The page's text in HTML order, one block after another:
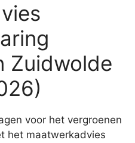
Zuidwolde
voor het vergroenen
het maatwerkadvies